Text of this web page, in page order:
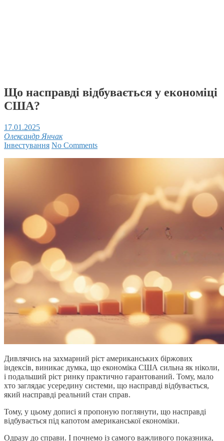
Що насправді відбувається у економіці
США?
17.01.2025
Олександр Янчак
Інвестування No Comments
Дивлячись на захмарний ріст американських біржових
індексів, виникає думка, що економіка США сильна як ніколи,
і подальший ріст ринку практично гарантований. Тому, мало
хто заглядає усередину системи, що насправді відбувається,
який насправді реальний стан справ.
Тому, у цьому дописі я пропоную поглянути, що насправді
відбувається під капотом американської економіки.
Одразу до справи. І почнемо із самого важливого показника,